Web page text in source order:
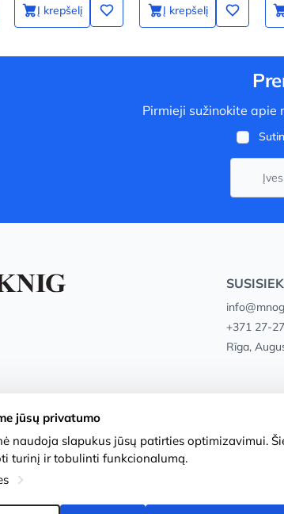
Į krepšelį Į krepšelį
Pirmieji sužinokite apie
+371 27-
Rīga,
jūsų privatumo
naudoja slapukus jūsų patirties optimizavimui.
turinį ir tobulinti funkcionalumą.